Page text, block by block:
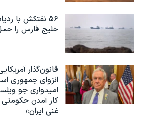
۵۶ نفتکش با
خلیج فارس را
قانون‌گذار
انزوای جمهوری
امیدواری جو
کار آمدن
غنی ایران»